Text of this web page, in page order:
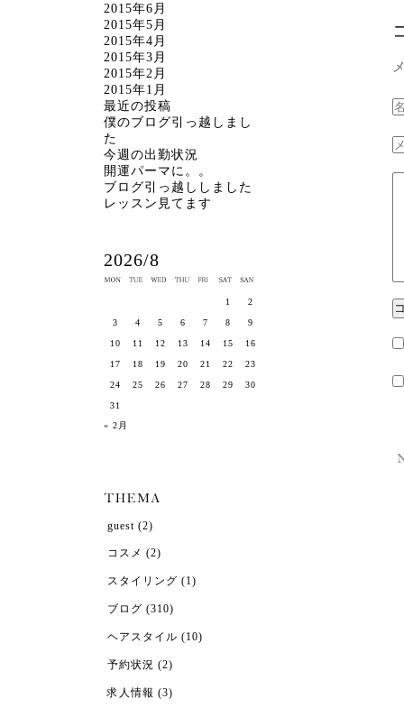
2015年6月
2015年5月
2015年4月
2015年3月
2015年2月
2015年1月
最近の投稿
僕のブログ引っ越しまし
た
今週の出勤状況
開運パーマに。。
ブログ引っ越ししました
レッスン見てます
2026/8
« 2月
1 2
3 4 5 6 7 8 9
10 11 12 13 14 15 16
17 18 19 20 21 22 23
24 25 26 27 28 29 30
31
guest (2)
コスメ (2)
スタイリング (1)
ブログ (310)
ヘアスタイル (10)
予約状況 (2)
求人情報 (3)